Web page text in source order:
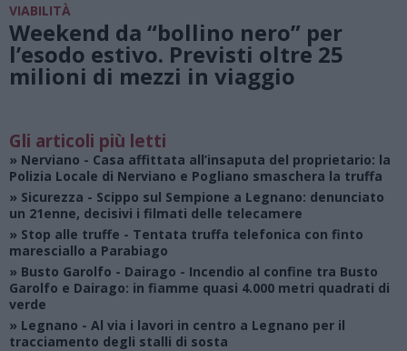
VIABILITÀ
Weekend da “bollino nero” per
l’esodo estivo. Previsti oltre 25
milioni di mezzi in viaggio
Gli articoli più letti
» Nerviano - Casa affittata all’insaputa del proprietario: la
Polizia Locale di Nerviano e Pogliano smaschera la truffa
» Sicurezza - Scippo sul Sempione a Legnano: denunciato
un 21enne, decisivi i filmati delle telecamere
» Stop alle truffe - Tentata truffa telefonica con finto
maresciallo a Parabiago
» Busto Garolfo - Dairago - Incendio al confine tra Busto
Garolfo e Dairago: in fiamme quasi 4.000 metri quadrati di
verde
» Legnano - Al via i lavori in centro a Legnano per il
tracciamento degli stalli di sosta